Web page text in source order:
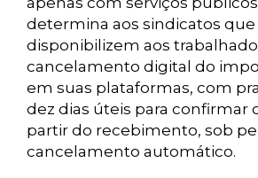
determina aos sindicatos que
disponibilizem aos
cancelamento digital do
em suas plataformas, com
dez dias úteis para confirmar
partir do recebimento, sob
cancelamento automático.